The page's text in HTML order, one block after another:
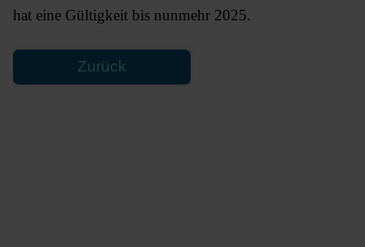
hat eine Gültigkeit bis nunmehr 2025.
Zurück